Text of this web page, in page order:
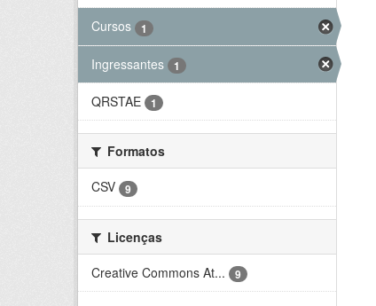
Cursos 1
Ingressantes 1
QRSTAE 1
Formatos
CSV
9
Licenças
Creative Commons At...
9